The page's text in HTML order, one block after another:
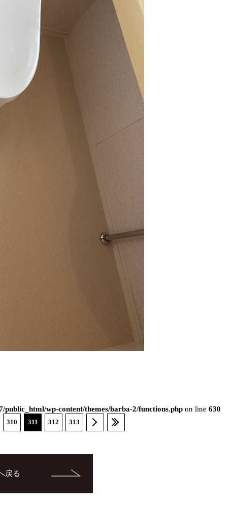
public_html/wp-content/themes/barba-2/functions.php on line 630
310 311 312 313
戻る